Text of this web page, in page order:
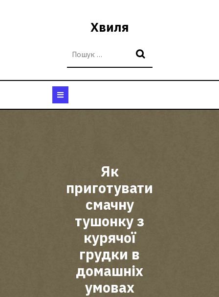
Хвиля
Як
приготувати
смачну
тушонку з
курячої
грудки в
домашніх
умовах